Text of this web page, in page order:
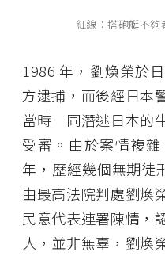
紅線：搭砲艇不夠
1986 年，劉煥榮於
方逮捕，而後經日本
當時一同潛逃日本的
受審。由於案情複
年，歷經幾個無期徒
由最高法院判處劉煥
民意代表連署陳情，
人，並非無辜，劉煥